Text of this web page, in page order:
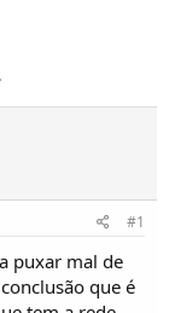
#1
puxar mal de
que é